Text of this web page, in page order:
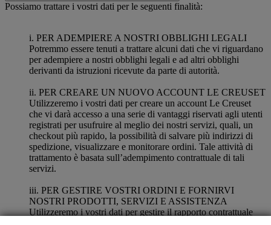
Possiamo trattare i vostri dati per le seguenti finalità:
i. PER ADEMPIERE A NOSTRI OBBLIGHI LEGALI
Potremmo essere tenuti a trattare alcuni dati che vi riguardano
per adempiere a nostri obblighi legali e ad altri obblighi
derivanti da istruzioni ricevute da parte di autorità.
ii. PER CREARE UN NUOVO ACCOUNT LE CREUSET
Utilizzeremo i vostri dati per creare un account Le Creuset
che vi darà accesso a una serie di vantaggi riservati agli utenti
registrati per usufruire al meglio dei nostri servizi, quali, un
checkout più rapido, la possibilità di salvare più indirizzi di
spedizione, visualizzare e monitorare ordini. Tale attività di
trattamento è basata sull’adempimento contrattuale di tali
servizi.
iii. PER GESTIRE VOSTRI ORDINI E FORNIRVI
NOSTRI PRODOTTI, SERVIZI E ASSISTENZA
Utilizzeremo i vostri dati per gestire il rapporto contrattuale